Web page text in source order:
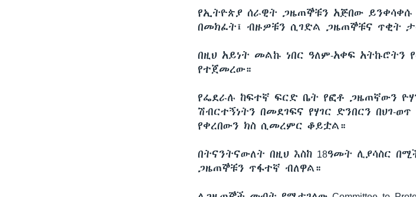
የኢትዮጵያ ሰራዊት ጋዜጠኞቹን አጅበው ይንቀሳቀሱ
በመክፈት፤ ብዙዎቹን ሲገድል ጋዜጠኞቹና ጥቂት
በዚህ አይነት መልኩ ነበር ዓለም-አቀፍ አትኩሮትን
የተጀመረው።
የፌደራሉ ከፍተኛ ፍርድ ቤት የፎቶ ጋዜጠኛውን
ሽብርተኝነትን በመደገፍና የሃገር ድንበርን በህገ-
የቀረበውን ክስ ሲመረምር ቆይቷል።
በትናንትናውለት በዚህ እስከ 18ዓመት ሊያሳስር
ጋዜጠኞቹን ጥፋተኛ ብለዋል።